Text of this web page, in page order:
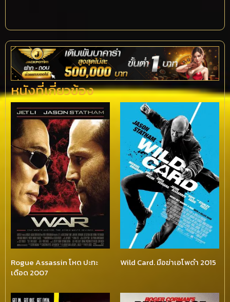
หนังที่เกี่ยวข้อง
Rogue Assassin โหด ปะทะ
เดือด 2007
Wild Card. มือฆ่าเอโพดำ 2015